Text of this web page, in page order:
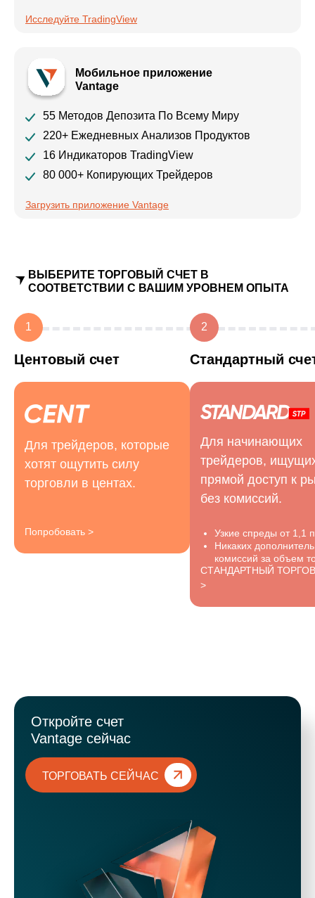
Исследуйте TradingView
Мобильное приложение
Vantage
55 Методов Депозита По Всему Миру
220+ Ежедневных Анализов Продуктов
16 Индикаторов TradingView
80 000+ Копирующих Трейдеров
Загрузить приложение Vantage
ВЫБЕРИТЕ ТОРГОВЫЙ СЧЕТ В
СООТВЕТСТВИИ С ВАШИМ УРОВНЕМ ОПЫТА
1
Центовый счет
Для трейдеров, которые
хотят ощутить силу
торговли в центах.
Попробовать >
2
Стандартный
Для начинающих
трейдеров,
прямой доступ к
без комиссий.
Узкие спреды от 1,1
Никаких
комиссий за объем
СТАНДАРТНЫЙ
>
Откройте счет
Vantage сейчас
ТОРГОВАТЬ СЕЙЧАС